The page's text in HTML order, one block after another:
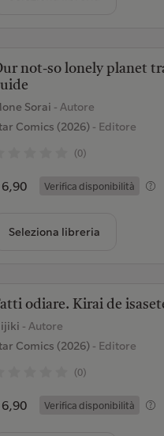
not-so lonely planet
Sorai - Autore
Comics (2026)- Editore
(0)
Verifica disponibilità
Seleziona libreria
odiare. Kirai de
- Autore
Comics (2026)- Editore
(0)
Verifica disponibilità